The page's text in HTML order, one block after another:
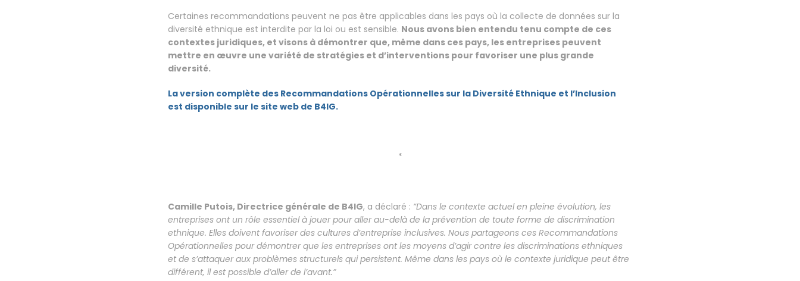
Certaines recommandations peuvent ne pas être applicables dans les pays où la collecte de données sur la
diversité ethnique est interdite par la loi ou est sensible. Nous avons bien entendu tenu compte de ces
contextes juridiques, et visons à démontrer que, même dans ces pays, les entreprises peuvent
mettre en œuvre une variété de stratégies et d’interventions pour favoriser une plus grande
diversité.
La version complète des Recommandations Opérationnelles sur la Diversité Ethnique et l’Inclusion
est disponible sur le site web de B4IG.
*
Camille Putois, Directrice générale de B4IG, a déclaré : “Dans le contexte actuel en pleine évolution, les
entreprises ont un rôle essentiel à jouer pour aller au-delà de la prévention de toute forme de discrimination
ethnique. Elles doivent favoriser des cultures d’entreprise inclusives. Nous partageons ces Recommandations
Opérationnelles pour démontrer que les entreprises ont les moyens d’agir contre les discriminations ethniques
et de s’attaquer aux problèmes structurels qui persistent. Même dans les pays où le contexte juridique peut être
différent, il est possible d’aller de l’avant.”